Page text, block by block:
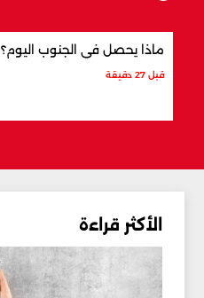
ماذا يحصل في الجنوب اليوم؟
قبل 27 دقيقة
الأكثر قراءة